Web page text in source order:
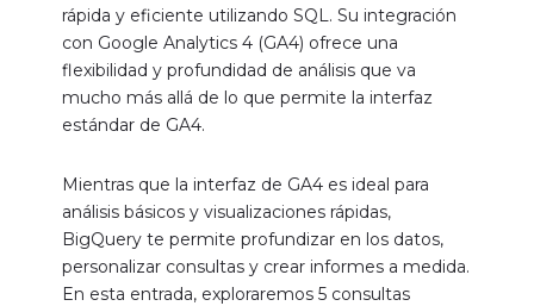
rápida y eficiente utilizando SQL. Su integración
con Google Analytics 4 (GA4) ofrece una
flexibilidad y profundidad de análisis que va
mucho más allá de lo que permite la interfaz
estándar de GA4.
Mientras que la interfaz de GA4 es ideal para
análisis básicos y visualizaciones rápidas,
BigQuery te permite profundizar en los datos,
personalizar consultas y crear informes a medida.
En esta entrada, exploraremos 5 consultas